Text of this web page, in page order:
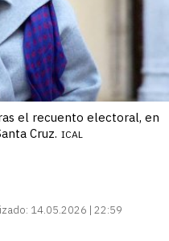
el recuento electoral, en
Cruz. ICAL
14.05.2026 | 22:59